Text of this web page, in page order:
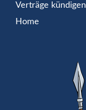
Verträge kündigen
Home